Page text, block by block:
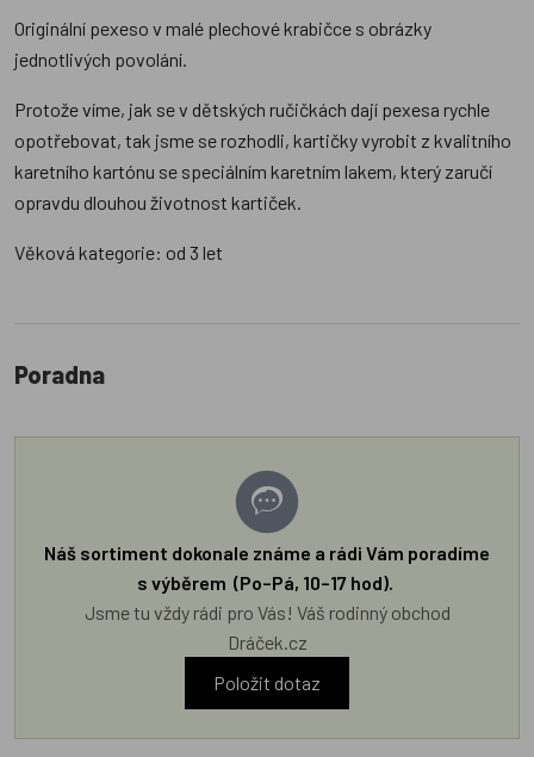
Originální pexeso v malé plechové krabičce s obrázky
jednotlivých povolání.
Protože víme, jak se v dětských ručičkách dají pexesa rychle
opotřebovat, tak jsme se rozhodli, kartičky vyrobit z kvalitního
karetního kartónu se speciálním karetním lakem, který zaručí
opravdu dlouhou životnost kartiček.
Věková kategorie: od 3 let
Poradna
Náš sortiment dokonale známe a rádi Vám poradíme
s výběrem (Po–Pá, 10–17 hod).
Jsme tu vždy rádi pro Vás! Váš rodinný obchod
Dráček.cz
Položit dotaz